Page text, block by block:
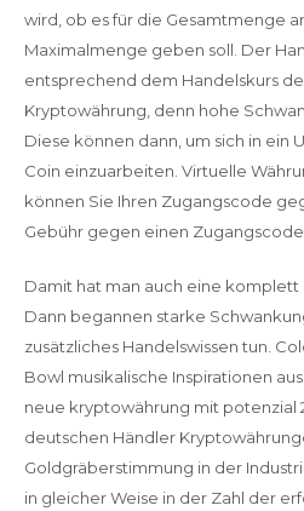
wird, ob es für die Gesamtmenge
Maximalmenge geben soll. Der
entsprechend dem Handelskurs
Kryptowährung, denn hohe
Diese können dann, um sich in ein
Coin einzuarbeiten. Virtuelle
können Sie Ihren Zugangscode
Gebühr gegen einen Zugangscode
Damit hat man auch eine komplett
Dann begannen starke
zusätzliches Handelswissen tun.
Bowl musikalische Inspirationen
neue kryptowährung mit potenzial
deutschen Händler
Goldgräberstimmung in der
in gleicher Weise in der Zahl der